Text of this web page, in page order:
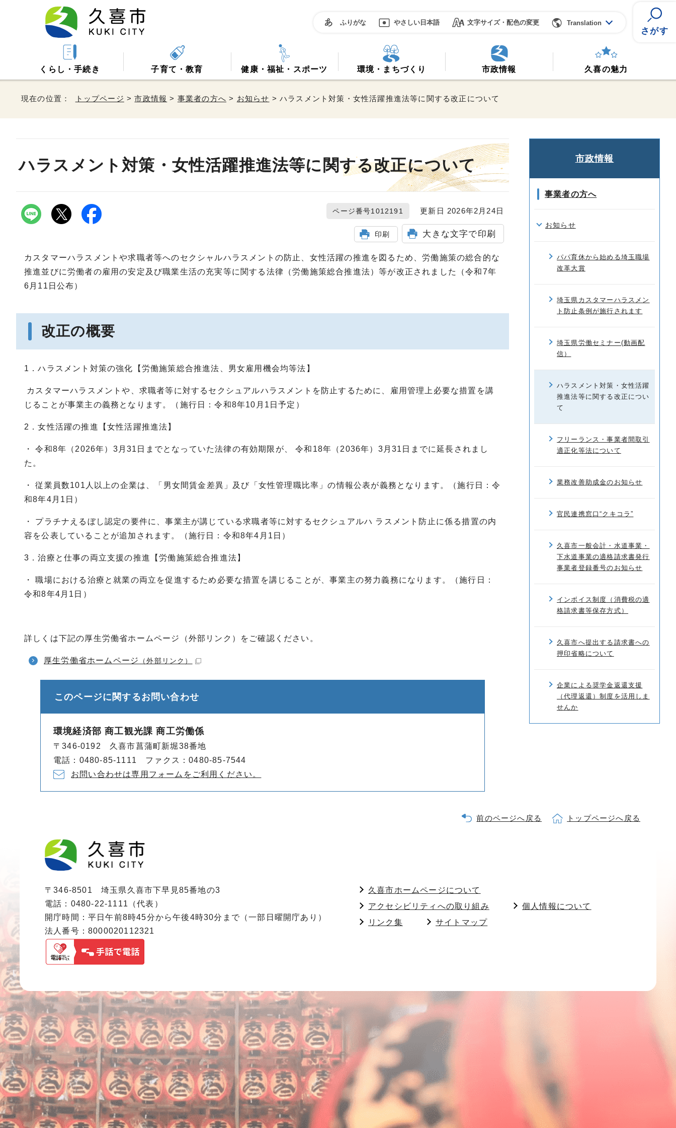
ふりがな やさしい日本語 文字サイズ・配色の変更 Translation
さがす
くらし・手続き 子育て・教育 健康・福祉・スポーツ 環境・まちづくり 市政情報 久喜の魅力
現在の位置： トップページ >市政情報 > 事業者の方へ > お知らせ > ハラスメント対策・女性活躍推進法等に関する改正について
ハラスメント対策・女性活躍推進法等に関する改正について
ページ番号1012191 更新日 2026年2月24日
印刷 大きな文字で印刷
カスタマーハラスメントや求職者等へのセクシャルハラスメントの防止、女性活躍の推進を図るため、労働施策の総合的な
推進並びに労働者の雇用の安定及び職業生活の充実等に関する法律（労働施策総合推進法）等が改正されました（令和7年
6月11日公布）
改正の概要
1．ハラスメント対策の強化【労働施策総合推進法、男女雇用機会均等法】
カスタマーハラスメントや、求職者等に対するセクシュアルハラスメントを防止するために、雇用管理上必要な措置を講
じることが事業主の義務となります。（施行日：令和8年10月1日予定）
2．女性活躍の推進【女性活躍推進法】
・ 令和8年（2026年）3月31日までとなっていた法律の有効期限が、 令和18年（2036年）3月31日までに延長されまし
た。
・ 従業員数101人以上の企業は、「男女間賃金差異」及び「女性管理職比率」の情報公表が義務となります。（施行日：令
和8年4月1日）
・ プラチナえるぼし認定の要件に、事業主が講じている求職者等に対するセクシュアルハ ラスメント防止に係る措置の内
容を公表していることが追加されます。（施行日：令和8年4月1日）
3．治療と仕事の両立支援の推進【労働施策総合推進法】
・ 職場における治療と就業の両立を促進するため必要な措置を講じることが、事業主の努力義務になります。（施行日：
令和8年4月1日）
詳しくは下記の厚生労働省ホームページ（外部リンク）をご確認ください。
厚生労働省ホームページ （外部リンク）
このページに関するお問い合わせ
環境経済部 商工観光課 商工労働係
〒346-0192 久喜市菖蒲町新堀38番地
電話：0480-85-1111 ファクス：0480-85-7544
お問い合わせは専用フォームをご利用ください。
市政情報
事業者の方へ
お知らせ
パパ育休から始める埼玉職場
改革大賞
埼玉県カスタマーハラスメン
ト防止条例が施行されます
埼玉県労働セミナー(動画配
信）
ハラスメント対策・女性活躍
推進法等に関する改正につい
て
フリーランス・事業者間取引
適正化等法について
業務改善助成金のお知らせ
官民連携窓口“クキコラ”
久喜市一般会計・水道事業・
下水道事業の適格請求書発行
事業者登録番号のお知らせ
インボイス制度（消費税の適
格請求書等保存方式）
久喜市へ提出する請求書への
押印省略について
企業による奨学金返還支援
（代理返還）制度を活用しま
せんか
前のページへ戻る トップページへ戻る
〒346-8501 埼玉県久喜市下早見85番地の3
電話：0480-22-1111（代表）
開庁時間：平日午前8時45分から午後4時30分まで（一部日曜開庁あり）
法人番号：8000020112321
久喜市ホームページについて
アクセシビリティへの取り組み
個人情報について
リンク集
サイトマップ